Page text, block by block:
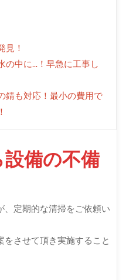
見！
の中に…！早急に工事し
錆も対応！最小の費用で
備の不備
、定期的な清掃をご依頼い
させて頂き実施すること